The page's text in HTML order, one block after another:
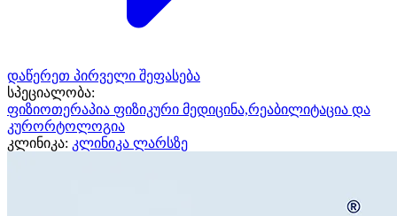
დაწერეთ პირველი შეფასება
სპეციალობა:
ფიზიოთერაპია ფიზიკური მედიცინა,რეაბილიტაცია და
კურორტოლოგია
კლინიკა: კლინიკა ლარსზე